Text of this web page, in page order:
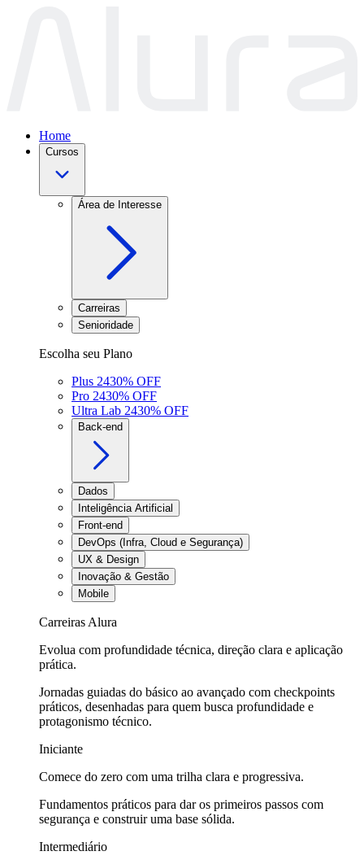
Home
Cursos
Área de Interesse
Carreiras
Senioridade
Escolha seu Plano
Plus 2430% OFF
Pro 2430% OFF
Ultra Lab 2430% OFF
Back-end
Dados
Inteligência Artificial
Front-end
DevOps (Infra, Cloud e Segurança)
UX & Design
Inovação & Gestão
Mobile
Carreiras Alura
Evolua com profundidade técnica, direção clara e aplicação
prática.
Jornadas guiadas do básico ao avançado com checkpoints
práticos, desenhadas para quem busca profundidade e
protagonismo técnico.
Iniciante
Comece do zero com uma trilha clara e progressiva.
Fundamentos práticos para dar os primeiros passos com
segurança e construir uma base sólida.
Intermediário